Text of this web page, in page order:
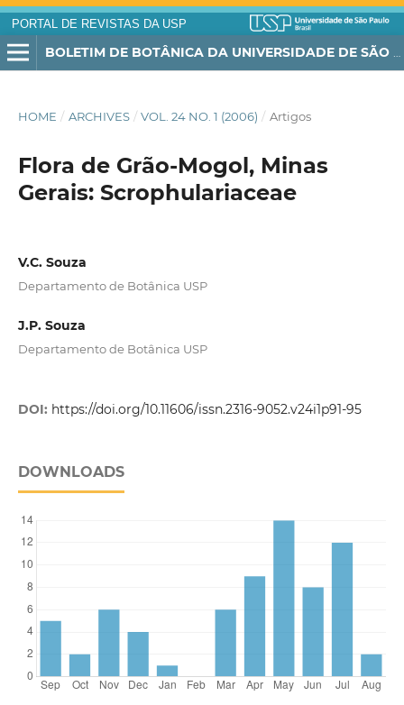
PORTAL DE REVISTAS DA USP
HOME / ARCHIVES / VOL. 24 NO. 1 (2006) / Artigos
Flora de Grão-Mogol, Minas
Gerais: Scrophulariaceae
V.C. Souza
Departamento de Botânica USP
J.P. Souza
Departamento de Botânica USP
DOI: https://doi.org/10.11606/issn.2316-9052.v24i1p91-95
DOWNLOADS